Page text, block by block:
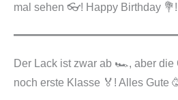
mal sehen 👓! Happy Birthday 💐!
Der Lack ist zwar ab 🏎️, aber die
noch erste Klasse 🏅! Alles Gute